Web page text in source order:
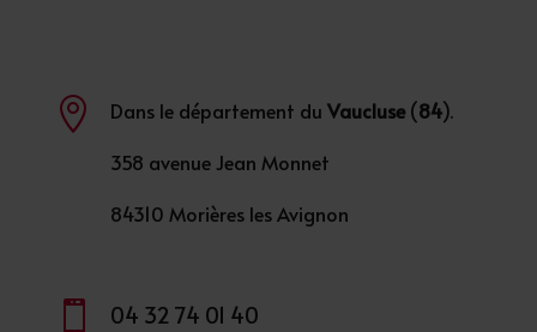
 Dans le département du Vaucluse(84).
358 avenue Jean Monnet
84310 Morières les Avignon
 04 32 74 01 40